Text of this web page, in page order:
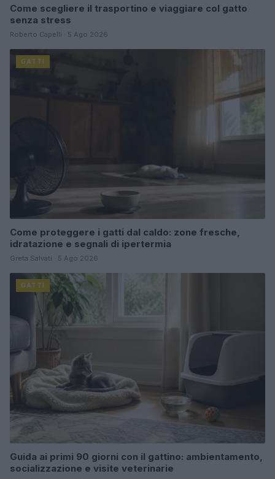
Come scegliere il trasportino e viaggiare col gatto
senza stress
Roberto Capelli · 5 Ago 2026
GATTI
Come proteggere i gatti dal caldo: zone fresche,
idratazione e segnali di ipertermia
Greta Salvati · 5 Ago 2026
GATTI
Guida ai primi 90 giorni con il gattino: ambientamento,
socializzazione e visite veterinarie